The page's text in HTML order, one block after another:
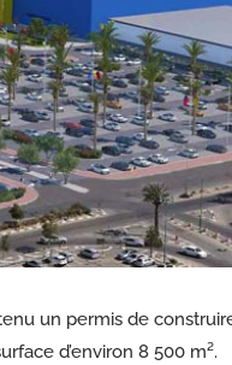
un permis de
d’environ 8 500 m².